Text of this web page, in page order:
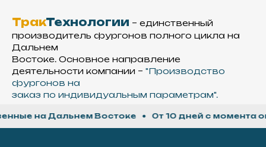
ТракТехнологии – единственный
производитель фургонов полного цикла на
Дальнем
Востоке. Основное направление
деятельности компании – "Производство
фургонов на
заказ по индивидуальным параметрам".
Используем экструзионный
пенополистирол,
который отличается
высокой термоизоляцией
и прочностью
Утеплитель
на Дальнем Востоке От 10 дней с момента